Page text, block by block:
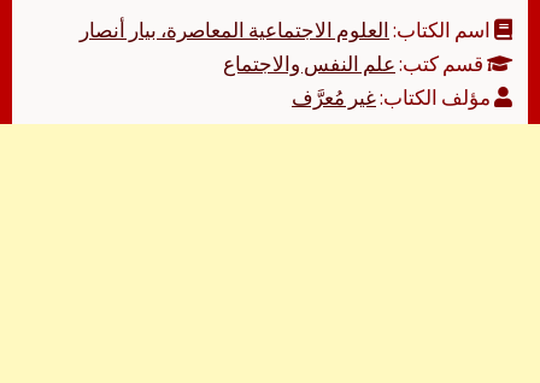
اسم الكتاب:العلوم الاجتماعية المعاصرة، بيار أنصار
قسم كتب:علم النفس والاجتماع
مؤلف الكتاب:غير مُعرَّف